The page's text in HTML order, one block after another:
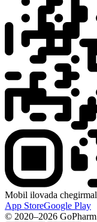
Mobil ilovada
App StoreGoogle Play
© 2020–2026